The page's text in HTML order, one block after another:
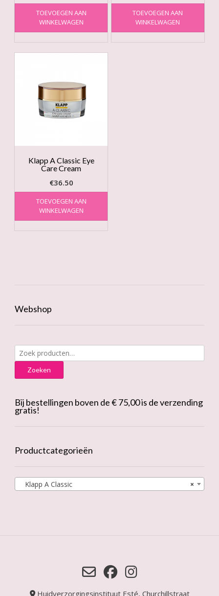
TOEVOEGEN AAN
WINKELWAGEN
TOEVOEGEN AAN
WINKELWAGEN
Klapp A Classic Eye
Care Cream
€36.50
TOEVOEGEN AAN
WINKELWAGEN
Webshop
Zoeken
naar:
Zoeken
Bij bestellingen boven de € 75,00 is de verzending
gratis!
Productcategorieën
×
Klapp A Classic
Huidverzorgingsinstituut Esté, Churchillstraat